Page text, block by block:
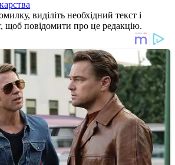
виділіть необхідний текст і
щоб повідомити про це редакцію.